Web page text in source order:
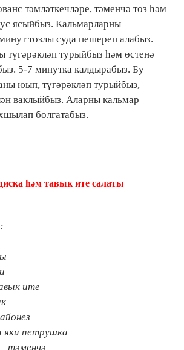
тәмләткечләре, тәменчә тоз һәм
ясыйбыз. Кальмарларны
тозлы суда пешереп алабыз.
түгәрәкләп турыйбыз һәм өстенә
5-7 минутка калдырабыз. Бу
юып, түгәрәкләп турыйбыз,
ваклыйбыз. Аларны кальмар
болгатабыз.
һәм тавык ите салаты
ите
яки петрушка
тәменчә